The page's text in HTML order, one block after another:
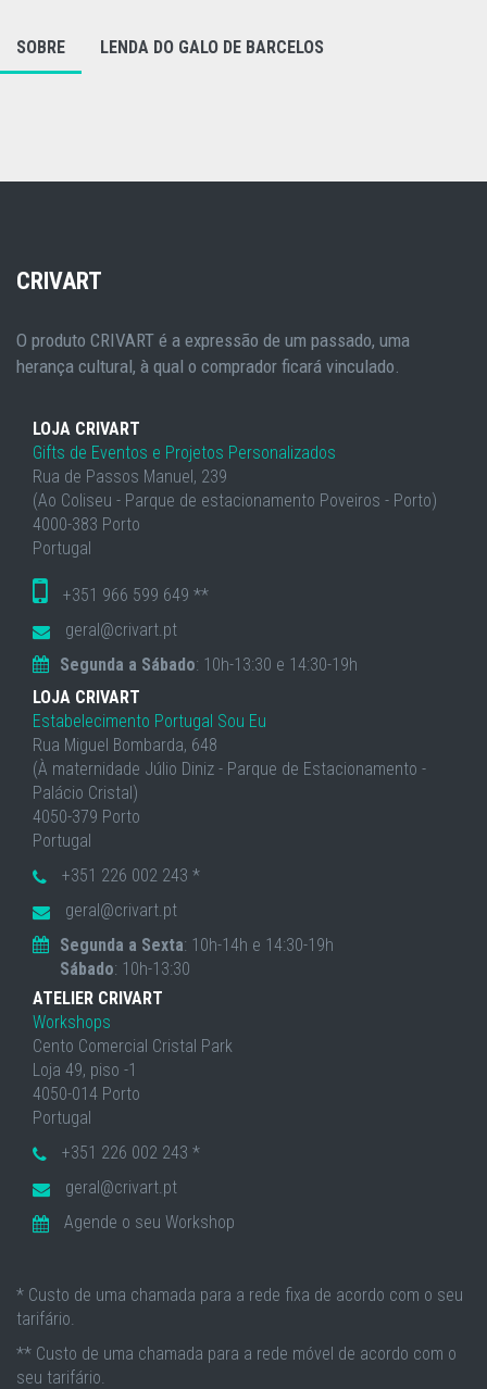
SOBRE LENDA DO GALO DE BARCELOS
CRIVART
O produto CRIVART é a expressão de um passado, uma
herança cultural, à qual o comprador ficará vinculado.
LOJA CRIVART
Gifts de Eventos e Projetos Personalizados
Rua de Passos Manuel, 239
(Ao Coliseu - Parque de estacionamento Poveiros - Porto)
4000-383 Porto
Portugal
+351 966 599 649 **
geral@crivart.pt
Segunda a Sábado: 10h-13:30 e 14:30-19h
LOJA CRIVART
Estabelecimento Portugal Sou Eu
Rua Miguel Bombarda, 648
(À maternidade Júlio Diniz - Parque de Estacionamento -
Palácio Cristal)
4050-379 Porto
Portugal
+351 226 002 243 *
geral@crivart.pt
Segunda a Sexta: 10h-14h e 14:30-19h
Sábado: 10h-13:30
ATELIER CRIVART
Workshops
Cento Comercial Cristal Park
Loja 49, piso -1
4050-014 Porto
Portugal
+351 226 002 243 *
geral@crivart.pt
Agende o seu Workshop
* Custo de uma chamada para a rede fixa de acordo com o seu
tarifário.
** Custo de uma chamada para a rede móvel de acordo com o
seu tarifário.